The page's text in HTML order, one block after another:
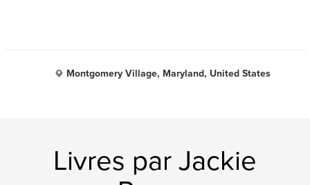
Montgomery Village, Maryland, United States
Livres par Jackie